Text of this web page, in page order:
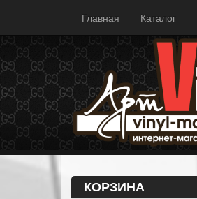
Главная Каталог
КОРЗИНА